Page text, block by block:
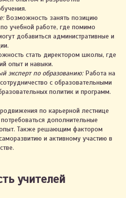
Возможность занять позицию
учебной работе, где помимо
добавиться административные и
стать директором школы, где
опыт и навыки.
эксперт по образованию: Работа на
с образовательными
политик и программ.
по карьерной лестнице
дополнительные
Также решающим фактором
и активному участию в
учителей